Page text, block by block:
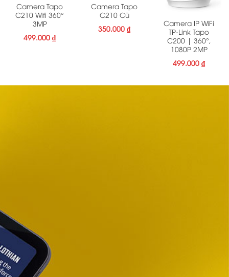
Camera Tapo
C210 Wifi 360°
3MP
499.000₫
Camera Tapo
C210 Cũ
350.000₫
Camera IP WiFi
TP-Link Tapo
C200 | 360°,
1080P 2MP
499.000₫